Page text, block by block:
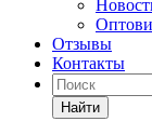
Отзывы
Контакты
Найти